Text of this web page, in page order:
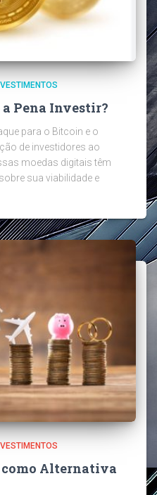
Pena Investir?
para o Bitcoin e o
de investidores ao
moedas digitais têm
sua viabilidade e
como Alternativa